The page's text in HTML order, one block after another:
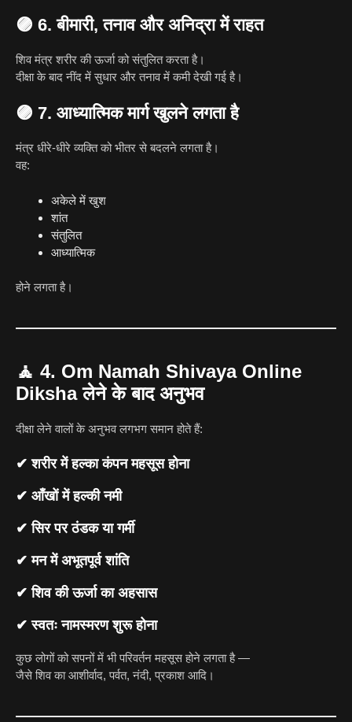
🟣 6. बीमारी, तनाव और अनिद्रा में राहत
शिव मंत्र शरीर की ऊर्जा को संतुलित करता है।
दीक्षा के बाद नींद में सुधार और तनाव में कमी देखी गई है।
🟣 7. आध्यात्मिक मार्ग खुलने लगता है
मंत्र धीरे-धीरे व्यक्ति को भीतर से बदलने लगता है।
वह:
अकेले में खुश
शांत
संतुलित
आध्यात्मिक
होने लगता है।
🧘 4. Om Namah Shivaya Online
Diksha लेने के बाद अनुभव
दीक्षा लेने वालों के अनुभव लगभग समान होते हैं:
✔ शरीर में हल्का कंपन महसूस होना
✔ आँखों में हल्की नमी
✔ सिर पर ठंडक या गर्मी
✔ मन में अभूतपूर्व शांति
✔ शिव की ऊर्जा का अहसास
✔ स्वतः नामस्मरण शुरू होना
कुछ लोगों को सपनों में भी परिवर्तन महसूस होने लगता है —
जैसे शिव का आशीर्वाद, पर्वत, नंदी, प्रकाश आदि।